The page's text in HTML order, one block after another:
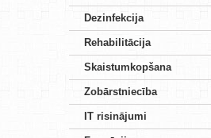
Dezinfekcija
Rehabilitācija
Skaistumkopšana
Zobārstniecība
IT risinājumi